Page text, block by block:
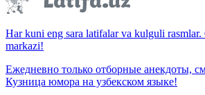
Har kuni eng sara latifalar va kulguli
markazi!
Ежедневно только отборные анекдоты,
Кузница юмора на узбекском языке!